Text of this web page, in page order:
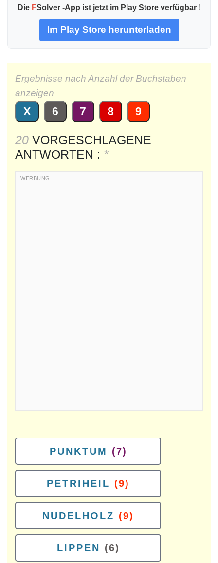
Die FSolver -App ist jetzt im Play Store verfügbar !
Im Play Store herunterladen
Ergebnisse nach Anzahl der Buchstaben
anzeigen
X 6 7 8 9
20 VORGESCHLAGENE
ANTWORTEN : *
PUNKTUM (7)
PETRIHEIL (9)
NUDELHOLZ (9)
LIPPEN (6)